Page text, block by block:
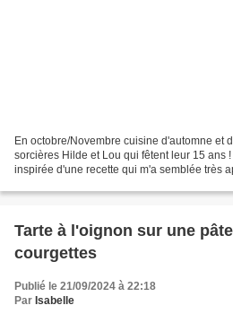
En octobre/Novembre cuisine d'automne et
sorcières Hilde et Lou qui fêtent leur 15 ans
inspirée d'une recette qui m'a semblée très
Tarte à l'oignon sur une
courgettes
Publié le 21/09/2024 à 22:18
Par Isabelle